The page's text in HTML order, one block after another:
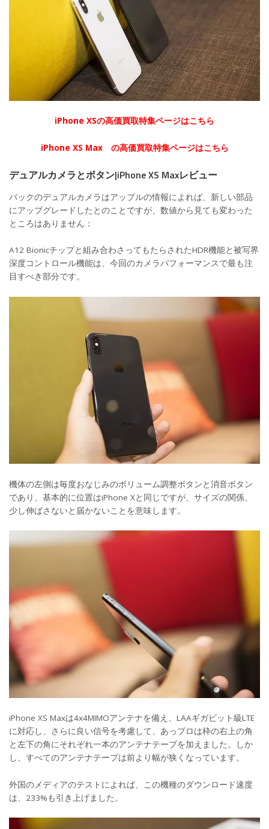
iPhone XSの高価買取特集ページはこちら
iPhone XS Max の高価買取特集ページはこちら
デュアルカメラとボタン|iPhone XS Maxレビュー
バックのデュアルカメラはアップルの情報によれば、新しい部品
にアップグレードしたとのことですが、数値から見ても変わった
ところはありません：
A12 Bionicチップと組み合わさってもたらされたHDR機能と被写界
深度コントロール機能は、今回のカメラパフォーマンスで最も注
目すべき部分です。
機体の左側は毎度おなじみのボリューム調整ボタンと消音ボタン
であり、基本的に位置はiPhone Xと同じですが、サイズの関係、
少し伸ばさないと届かないことを意味します。
iPhone XS Maxは4x4MIMOアンテナを備え、LAAギガビット級LTE
に対応し、さらに良い信号を考慮して、あっプロは枠の右上の角
と左下の角にそれぞれ一本のアンテナテープを加えました。しか
し、すべてのアンテナテープは前より幅が狭くなっています。
外国のメディアのテストによれば、この機種のダウンロード速度
は、233%も引き上げました。